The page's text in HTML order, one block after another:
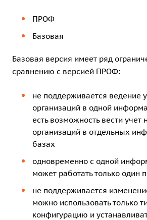
ПРОФ
Базовая
Базовая версия имеет ряд
сравнению с версией ПРОФ:
не поддерживается ведение
организаций в одной
есть возможность вести учет
организаций в отдельных
базах
одновременно с одной
может работать только один
не поддерживается
можно использовать только
конфигурацию и